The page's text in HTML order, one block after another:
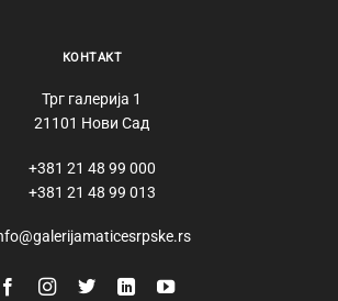
КОНТАКТ
Трг галерија 1
21101 Нови Сад
+381 21 48 99 000
+381 21 48 99 013